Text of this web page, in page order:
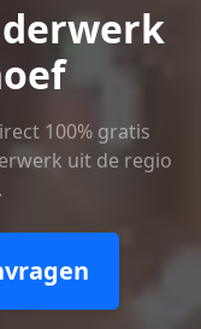
100% gratis
uit de regio